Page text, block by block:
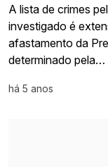
A lista de crimes
investigado é
afastamento da
determinado pela…
há 5 anos